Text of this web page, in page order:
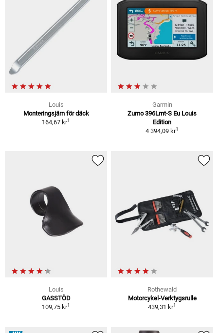
Louis
Monteringsjärn för däck
164,67 kr1
Garmin
Zumo 396Lmt-S Eu Louis
Edition
4 394,09 kr1
Louis
GASSTÖD
109,75 kr1
Rothewald
Motorcykel-Verktygsrulle
439,31 kr1